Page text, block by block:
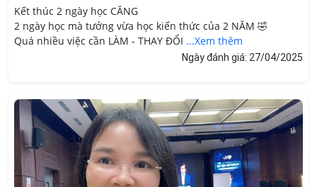
Kết thúc 2 ngày học CĂNG
2 ngày học mà tưởng vừa học kiến thức của 2 NĂM 🤣
Quá nhiều việc cần LÀM - THAY ĐỔI ...Xem thêm
Ngày đánh giá: 27/04/2025